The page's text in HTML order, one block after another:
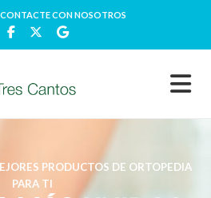
CONTACTE CON NOSOTROS
PRODUCTOS DE ORTOPEDIA
PARA TI